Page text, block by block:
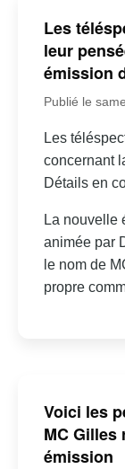
Les
leur
émission
Publié le
Les
concernant
Détails en
La nouvelle
animée par
le nom de
propre
Voici les
MC Gilles
émission